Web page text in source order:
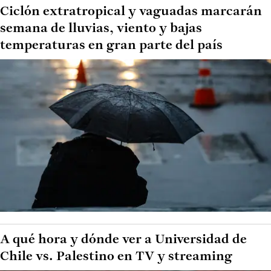
Ciclón extratropical y vaguadas marcarán
semana de lluvias, viento y bajas
temperaturas en gran parte del país
A qué hora y dónde ver a Universidad de
Chile vs. Palestino en TV y streaming